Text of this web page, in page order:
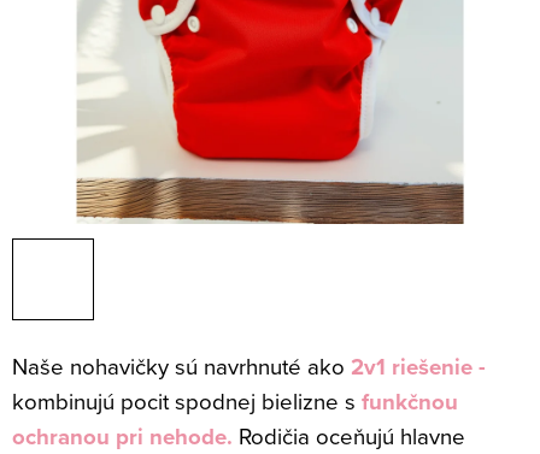
Naše nohavičky sú navrhnuté ako 2v1 riešenie -
kombinujú pocit spodnej bielizne s funkčnou
ochranou pri nehode. Rodičia oceňujú hlavne